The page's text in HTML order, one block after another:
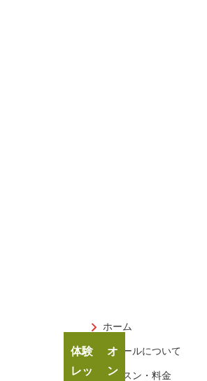
ホーム
スクールについて
レッスン・料金
体験
レッ
オ
ン